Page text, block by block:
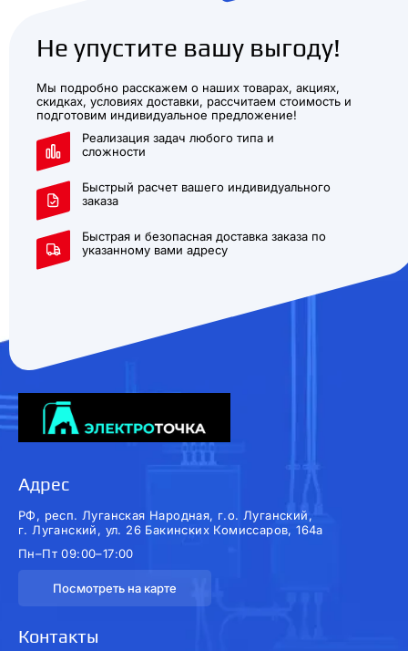
Не упустите вашу выгоду!
Мы подробно расскажем о наших товарах, акциях,
скидках, условиях доставки, рассчитаем стоимость и
подготовим индивидуальное предложение!
Реализация задач любого типа и
сложности
Быстрый расчет вашего индивидуального
заказа
Быстрая и безопасная доставка заказа по
указанному вами адресу
Адрес
РФ, респ. Луганская Народная, г.о. Луганский,
г. Луганский, ул. 26 Бакинских Комиссаров, 164а
Пн–Пт 09:00–17:00
Посмотреть на карте
Контакты